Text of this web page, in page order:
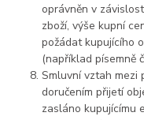
oprávněn v
zboží, výše kupní
požádat kupujícího
(například písemně
Smluvní vztah mezi
doručením přijetí
zasláno kupujícímu